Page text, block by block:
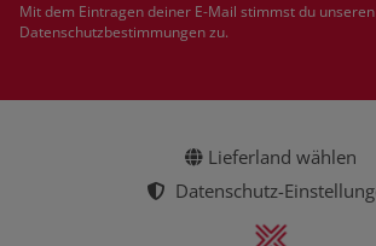
Mit dem Eintragen deiner E-Mail stimmst du unseren
Datenschutzbestimmungenzu.
Lieferland wählen
Datenschutz-